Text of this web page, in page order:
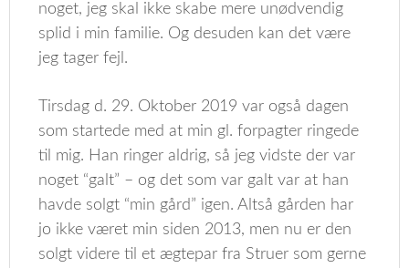
noget, jeg skal ikke skabe mere unødvendig
splid i min familie. Og desuden kan det være
jeg tager fejl.
Tirsdag d. 29. Oktober 2019 var også dagen
som startede med at min gl. forpagter ringede
til mig. Han ringer aldrig, så jeg vidste der var
noget “galt” – og det som var galt var at han
havde solgt “min gård” igen. Altså gården har
jo ikke været min siden 2013, men nu er den
solgt videre til et ægtepar fra Struer som gerne